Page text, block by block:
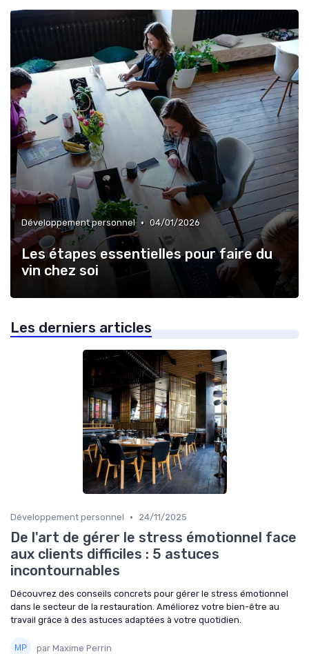
Développement personnel • 04/01/2026
Les étapes essentielles pour faire du
vin chez soi
Les derniers articles
Développement personnel • 24/11/2025
De l'art de gérer le stress émotionnel face
aux clients difficiles : 5 astuces
incontournables
Découvrez des conseils concrets pour gérer le stress émotionnel
dans le secteur de la restauration. Améliorez votre bien-être au
travail grâce à des astuces adaptées à votre quotidien.
par Maxime Perrin